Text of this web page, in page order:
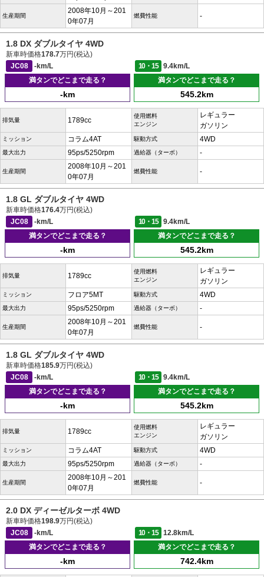
生産期間
2008年10月～201
0年07月
燃費性能 -
1.8 DX ダブルタイヤ 4WD
新車時価格178.7万円(税込)
JC08
-km/L 10・15
9.4km/L
満タンでどこまで走る？
-km
満タンでどこまで走る？
545.2km
排気量 1789cc
使用燃料
エンジン
レギュラー
ガソリン
ミッション コラム4AT 駆動方式 4WD
最大出力 95ps/5250rpm 過給器（ターボ） -
生産期間
2008年10月～201
0年07月
燃費性能 -
1.8 GL ダブルタイヤ 4WD
新車時価格176.4万円(税込)
JC08
-km/L 10・15
9.4km/L
満タンでどこまで走る？
-km
満タンでどこまで走る？
545.2km
排気量 1789cc
使用燃料
エンジン
レギュラー
ガソリン
ミッション フロア5MT 駆動方式 4WD
最大出力 95ps/5250rpm 過給器（ターボ） -
生産期間
2008年10月～201
0年07月
燃費性能 -
1.8 GL ダブルタイヤ 4WD
新車時価格185.9万円(税込)
JC08
-km/L 10・15
9.4km/L
満タンでどこまで走る？
-km
満タンでどこまで走る？
545.2km
排気量 1789cc
使用燃料
エンジン
レギュラー
ガソリン
ミッション コラム4AT 駆動方式 4WD
最大出力 95ps/5250rpm 過給器（ターボ） -
生産期間
2008年10月～201
0年07月
燃費性能 -
2.0 DX ディーゼルターボ 4WD
新車時価格198.9万円(税込)
JC08
-km/L 10・15
12.8km/L
満タンでどこまで走る？
-km
満タンでどこまで走る？
742.4km